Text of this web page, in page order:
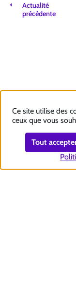
Actualité
précédente
Ce site utilise des
ceux que vous
Tout